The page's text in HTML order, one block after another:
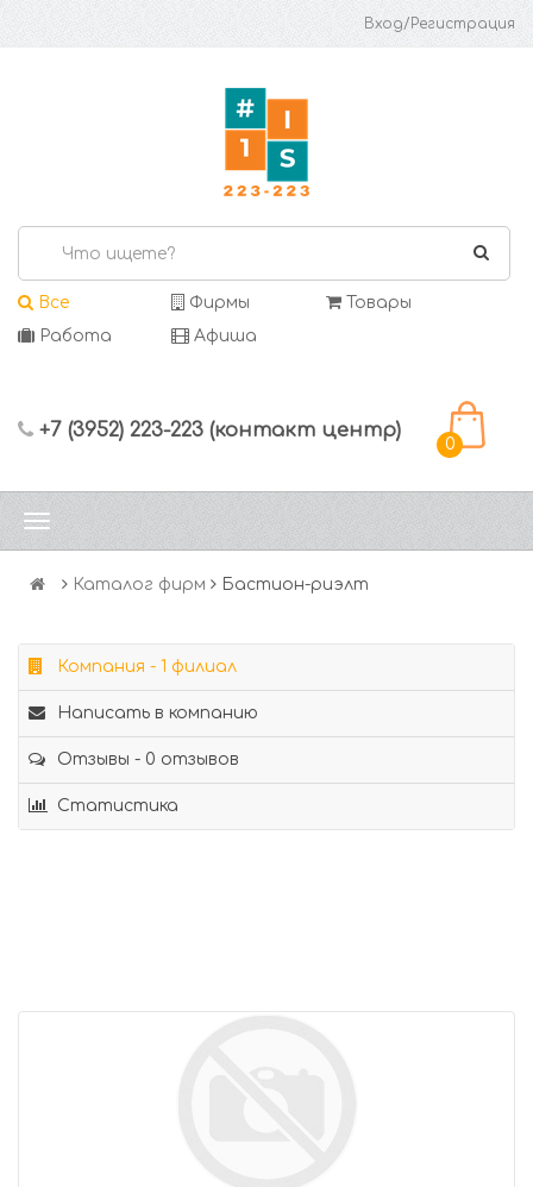
Вход/Регистрация
Все Фирмы
Товары
Работа
Афиша
+7 (3952) 223-223 (контакт центр)
0
Каталог фирм Бастион-риэлт
Компания - 1 филиал
Написать в компанию
Отзывы - 0 отзывов
Статистика